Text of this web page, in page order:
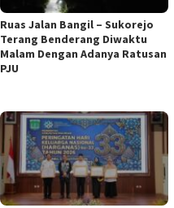
Ruas Jalan Bangil – Sukorejo
Terang Benderang Diwaktu
Malam Dengan Adanya Ratusan
PJU